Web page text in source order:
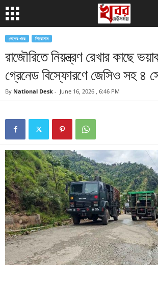
দেশের খবর শিরোনাম
রাজৌরিতে নিয়ন্ত্রণ রেখার কাছে
গ্রেনেড বিস্ফোরণে জেসিও সহ ৪
By National Desk - June 16, 2026 , 6:46 PM